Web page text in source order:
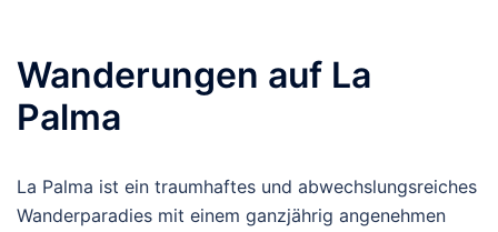
Wanderungen auf La
Palma
La Palma ist ein traumhaftes und abwechslungsreiches
Wanderparadies mit einem ganzjährig angenehmen